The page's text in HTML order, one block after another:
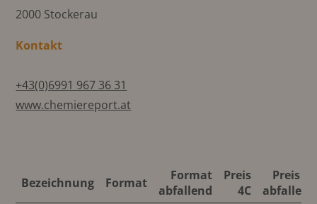
2000 Stockerau
Kontakt
+43(0)6991 967 36 31
www.chemiereport.at
Bezeichnung Format
Format
abfallend
Preis
4C
Preis 4C
abfallend